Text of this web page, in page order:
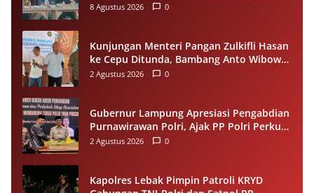
Sportivitas
8 Agustus 2026 0
Kunjungan Menteri Pangan Zulkifli Hasan
ke Cepu Ditunda, Bambang Anto Wibowo
Tetap Salurkan Bantuan kepada Warga
2 Agustus 2026 0
Gubernur Lampung Apresiasi Pengabdian
Purnawirawan Polri, Ajak PP Polri Perkuat
Stabilitas dan Dukung Pembangunan
2 Agustus 2026 0
Kapolres Lebak Pimpin Patroli KRYD